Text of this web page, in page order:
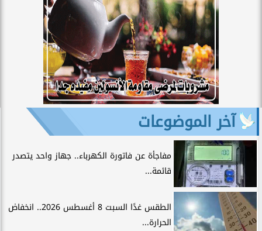
آخر الموضوعات
مفاجأة عن فاتورة الكهرباء.. جهاز واحد يتصدر
قائمة...
الطقس غدًا السبت 8 أغسطس 2026.. انخفاض
الحرارة...